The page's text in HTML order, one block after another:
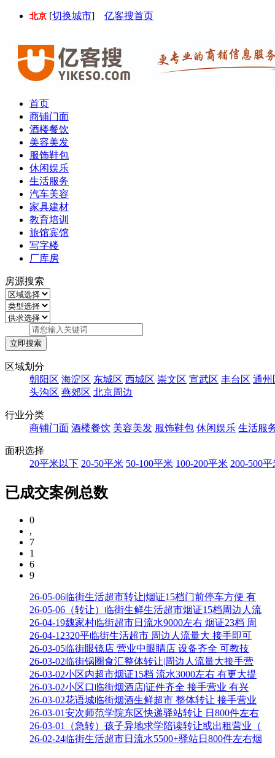
北京 [切换城市] 亿客搜首页
首页
商铺门面
酒楼餐饮
美容美发
服饰鞋包
休闲娱乐
生活服务
汽车美容
家具建材
教育培训
旅馆宾馆
写字楼
厂库房
房源搜索
区域划分
朝阳区 海淀区 东城区 西城区 崇文区 宣武区 丰台区 通州
头沟区 燕郊区 北京周边
行业分类
商铺门面 酒楼餐饮 美容美发 服饰鞋包 休闲娱乐 生活服
面积选择
20平米以下 20-50平米 50-100平米 100-200平米 200-500平
已成交案例总数
0
,
7
1
6
9
26-05-06临街生活超市转让|烟证15档门前停车方便 有
26-05-06 （转让）临街生鲜生活超市烟证15档周边人流
26-04-19魏家村临街超市日流水9000左右 烟证23档 周
26-04-12320平临街生活超市 周边人流量大 接手即可
26-03-05临街眼镜店 营业中眼睛店 设备齐全 可教技
26-03-02临街锅圈食汇整体转让|周边人流量大接手营
26-03-02小区内超市烟证15档 流水3000左右 有更大提
26-03-02小区口临街烟酒店|证件齐全 接手营业 有兴
26-03-02花语城临街烟酒生鲜超市 整体转让 接手营业
26-03-01安次师范学院东区快递驿站转让 日800件左右
26-03-01
（急转）孩子异地求学陪读转让或出租营业（
26-02-24临街生活超市日流水5500+驿站日800件左右烟